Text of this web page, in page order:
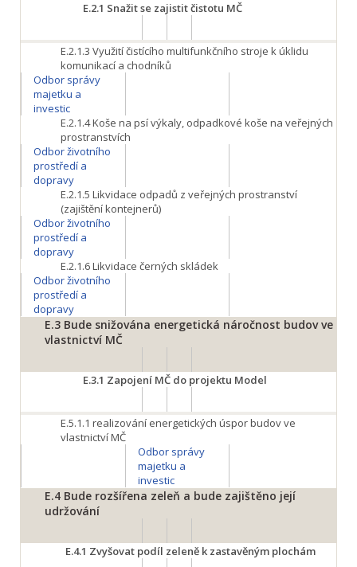
E.2.1 Snažit se zajistit čistotu MČ
E.2.1.3 Využití čistícího multifunkčního stroje k úklidu
komunikací a chodníků
Odbor správy
majetku a
investic
E.2.1.4Koše na psí výkaly, odpadkové koše na veřejných
prostranstvích
Odbor životního
prostředí a
dopravy
E.2.1.5 Likvidace odpadů z veřejných prostranství
(zajištění kontejnerů)
Odbor životního
prostředí a
dopravy
E.2.1.6Likvidace černých skládek
Odbor životního
prostředí a
dopravy
E.3 Bude snižována energetická náročnost budov ve
vlastnictví MČ
E.3.1 Zapojení MČ do projektu Model
E.5.1.1 realizování energetických úspor budov ve
vlastnictví MČ
Odbor správy
majetku a
investic
E.4 Bude rozšířena zeleň a bude zajištěno její
udržování
E.4.1 Zvyšovat podíl zeleně k zastavěným plochám